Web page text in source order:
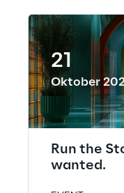
Verkauf
zu
21
Oktober
Run the
wanted.